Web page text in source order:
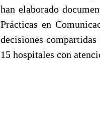
han elaborado
Prácticas en
decisiones
15 hospitales con